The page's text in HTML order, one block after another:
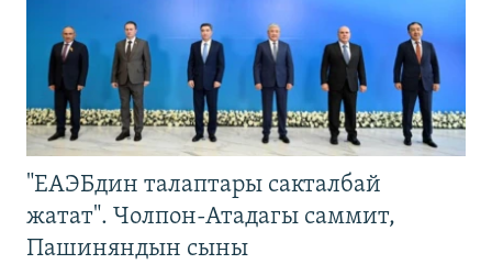
"ЕАЭБдин талаптары сакталбай
жатат". Чолпон-Атадагы саммит,
Пашиняндын сыны